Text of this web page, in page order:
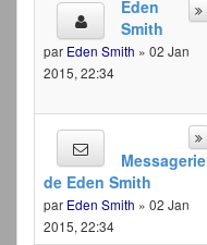
Eden
Smith
par Eden Smith » 02 Jan
2015, 22:34
Messagerie
de Eden Smith
par Eden Smith » 02 Jan
2015, 22:34